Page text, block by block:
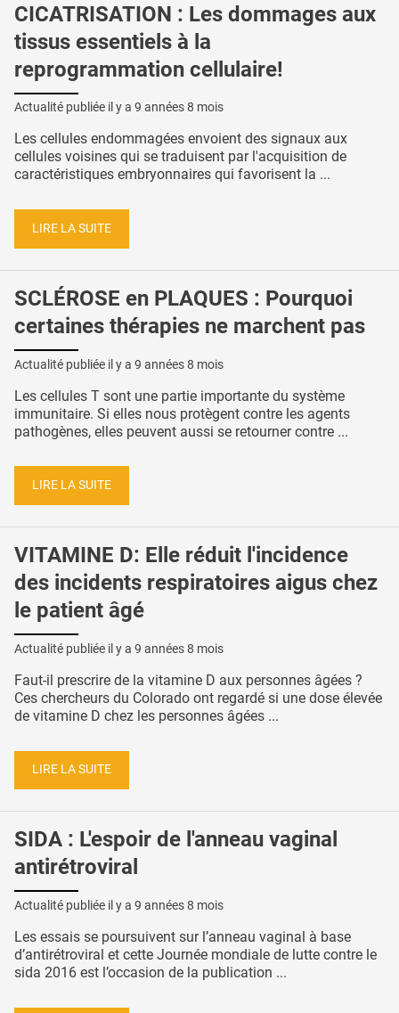
CICATRISATION : Les dommages aux
tissus essentiels à la
reprogrammation cellulaire!
Actualité publiée il y a 9 années 8 mois
Les cellules endommagées envoient des signaux aux
cellules voisines qui se traduisent par l'acquisition de
caractéristiques embryonnaires qui favorisent la ...
LIRE LA SUITE
SCLÉROSE en PLAQUES : Pourquoi
certaines thérapies ne marchent pas
Actualité publiée il y a 9 années 8 mois
Les cellules T sont une partie importante du système
immunitaire. Si elles nous protègent contre les agents
pathogènes, elles peuvent aussi se retourner contre ...
LIRE LA SUITE
VITAMINE D: Elle réduit l'incidence
des incidents respiratoires aigus chez
le patient âgé
Actualité publiée il y a 9 années 8 mois
Faut-il prescrire de la vitamine D aux personnes âgées ?
Ces chercheurs du Colorado ont regardé si une dose élevée
de vitamine D chez les personnes âgées ...
LIRE LA SUITE
SIDA : L'espoir de l'anneau vaginal
antirétroviral
Actualité publiée il y a 9 années 8 mois
Les essais se poursuivent sur l’anneau vaginal à base
d’antirétroviral et cette Journée mondiale de lutte contre le
sida 2016 est l’occasion de la publication ...